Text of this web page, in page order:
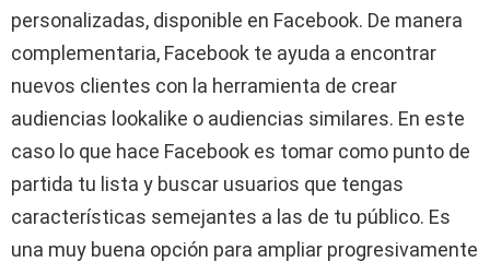
personalizadas, disponible en Facebook. De manera
complementaria, Facebook te ayuda a encontrar
nuevos clientes con la herramienta de crear
audiencias lookalike o audiencias similares. En este
caso lo que hace Facebook es tomar como punto de
partida tu lista y buscar usuarios que tengas
características semejantes a las de tu público. Es
una muy buena opción para ampliar progresivamente